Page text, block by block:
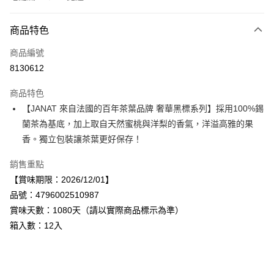
信用卡一次付款
LINE Pay
街口支付
悠遊付
全盈+PAY
AFTEE先享後付
相關說明
【關於「AFTEE先享後付」】
商品特色
商品編號
8130612
商品特色
【JANAT 來自法國的百年茶葉品牌 奢華黑標系列】採用100%錫
蘭茶為基底，加上取自天然蜜桃與洋梨的香氣，洋溢高雅的果
香。獨立包裝讓茶葉更好保存！
銷售重點
【賞味期限：2026/12/01】
品號：4796002510987
賞味天數：1080天（請以實際商品標示為準）
箱入數：12入